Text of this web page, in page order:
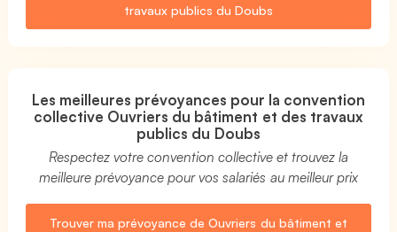
travaux publics du Doubs
Les meilleures prévoyances pour la convention
collective Ouvriers du bâtiment et des travaux
publics du Doubs
Respectez votre convention collective et trouvez la
meilleure prévoyance pour vos salariés au meilleur prix
Trouver ma prévoyance de Ouvriers du bâtiment et